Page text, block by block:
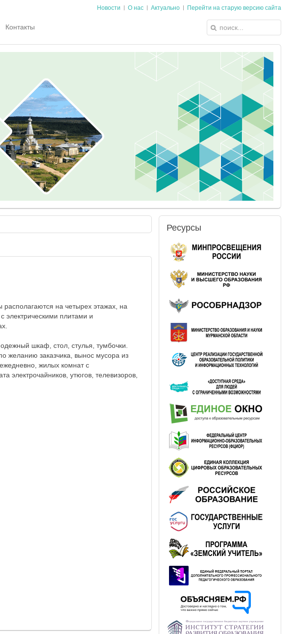
Новости О нас Актуально Перейти на старую версию сайта
Контакты
на четырех этажах, на
электрическими плитами и
шкаф, стол, стулья, тумбочки.
желанию заказчика, вынос мусора из
жилых комнат с
электрочайников, утюгов, телевизоров,
Ресурсы